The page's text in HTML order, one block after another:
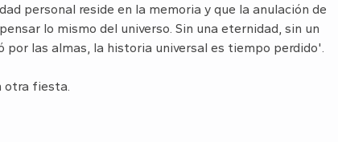
personal reside en la memoria y que la anulación de
lo mismo del universo. Sin una eternidad, sin un
por las almas, la historia universal es tiempo perdido'.
otra fiesta.